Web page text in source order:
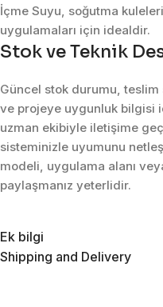
İçme Suyu, soğutma
uygulamaları için idealdir.
Stok ve Teknik
Güncel stok durumu,
ve projeye uygunluk bilgisi
uzman ekibiyle iletişime
sisteminizle uyumunu
modeli, uygulama alanı
paylaşmanız yeterlidir.
Ek bilgi
Shipping and Delivery